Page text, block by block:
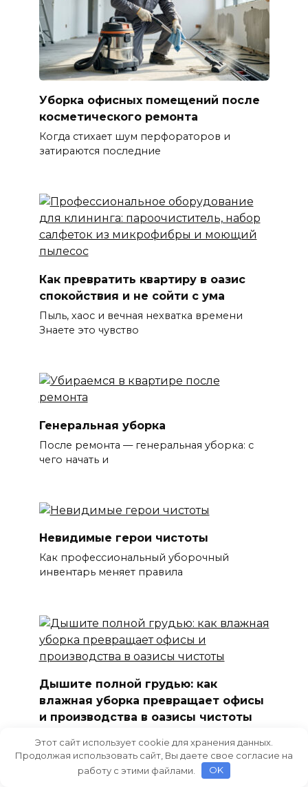
Уборка офисных помещений после
косметического ремонта
Когда стихает шум перфораторов и
затираются последние
Как превратить квартиру в оазис
спокойствия и не сойти с ума
Пыль, хаос и вечная нехватка времени
Знаете это чувство
Генеральная уборка
После ремонта — генеральная уборка: с
чего начать и
Невидимые герои чистоты
Как профессиональный уборочный
инвентарь меняет правила
Дышите полной грудью: как
влажная уборка превращает офисы
и производства в оазисы чистоты
Привет, друзья! Задумывались ли вы когда-
нибудь, насколько
Этот сайт использует cookie для хранения данных.
Продолжая использовать сайт, Вы даете свое согласие на
работу с этими файлами.
OK